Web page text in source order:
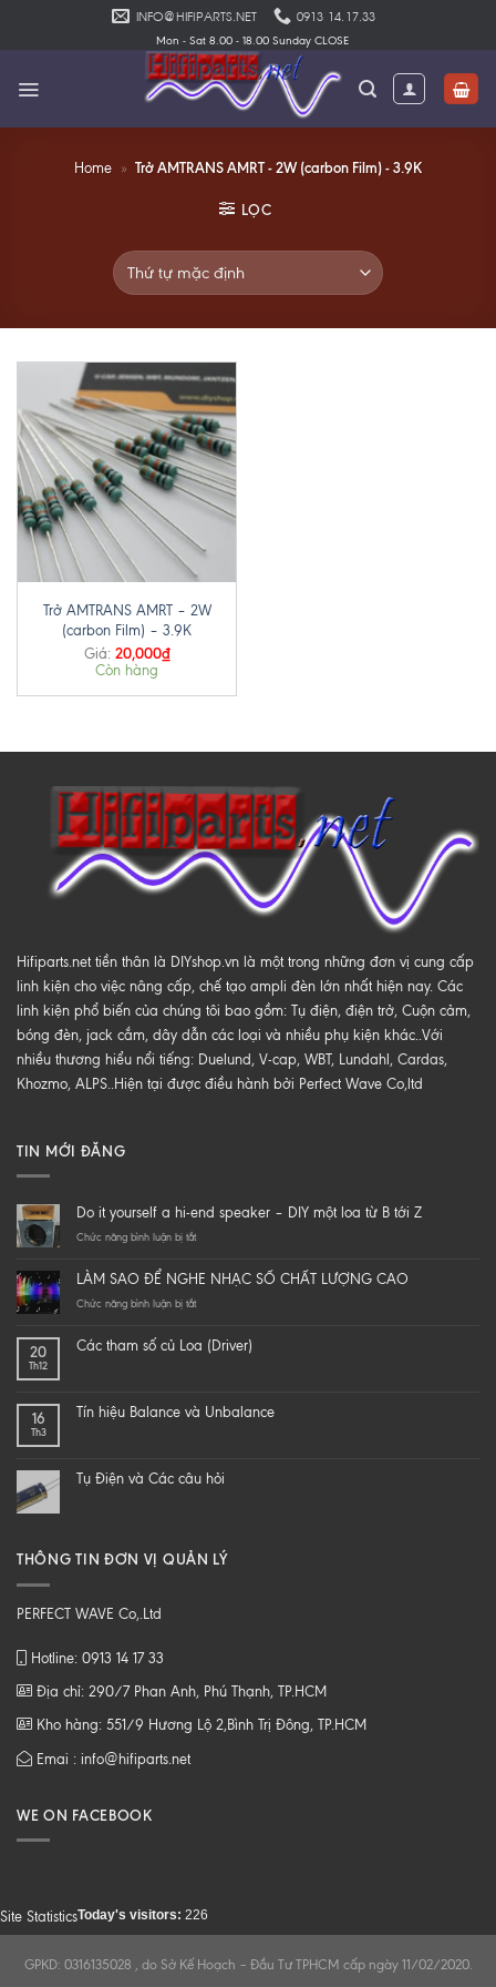
INFO@HIFIPARTS.NET 0913 14.17.33
Mon - Sat 8.00 - 18.00 Sunday CLOSE
Home » Trở AMTRANS AMRT - 2W (carbon Film) - 3.9K
LỌC
Trở AMTRANS AMRT – 2W
(carbon Film) – 3.9K
Giá: 20,000₫
Còn hàng
Hifiparts.net tiền thân là DIYshop.vn là một trong những đơn vị cung cấp
linh kiện cho việc nâng cấp, chế tạo ampli đèn lớn nhất hiện nay. Các
linh kiện phổ biến của chúng tôi bao gồm: Tụ điện, điện trở, Cuộn cảm,
bóng đèn, jack cắm, dây dẫn các loại và nhiều phụ kiện khác..Với
nhiều thương hiểu nổi tiếng: Duelund, V-cap, WBT, Lundahl, Cardas,
Khozmo, ALPS..Hiện tại được điều hành bởi Perfect Wave Co,ltd
TIN MỚI ĐĂNG
Do it yourself a hi-end speaker – DIY một loa từ B tới Z
Chức năng bình luận bị tắtở
yourself
a
speaker
loa
Z
LÀM SAO ĐỂ NGHE NHẠC SỐ CHẤT LƯỢNG CAO
Chức năng bình luận bị tắtở
ĐỂ
CHẤT
20
Th12
Các tham số củ Loa (Driver)
16
Th3
Tín hiệu Balance và Unbalance
Tụ Điện và Các câu hỏi
THÔNG TIN ĐƠN VỊ QUẢN LÝ
PERFECT WAVE Co,.Ltd
Hotline: 0913 14 17 33
Địa chỉ: 290/7 Phan Anh, Phú Thạnh, TP.HCM
Kho hàng: 551/9 Hương Lộ 2,Bình Trị Đông, TP.HCM
Emai : info@hifiparts.net
WE ON FACEBOOK
Site StatisticsToday's visitors: 226
GPKD: 0316135028 , do Sở Kế Hoạch – Đầu Tư TPHCM cấp ngày 11/02/2020.